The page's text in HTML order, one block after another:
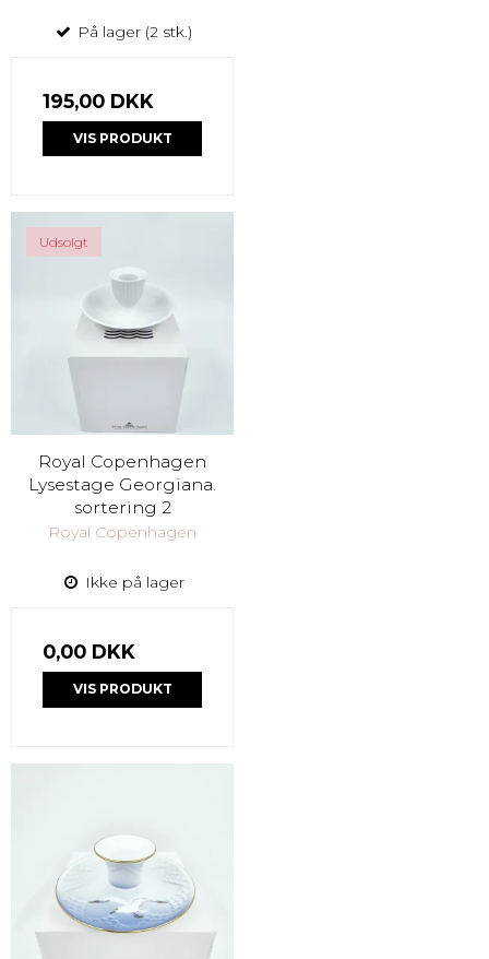
På lager (2 stk.)
195,00 DKK
VIS PRODUKT
Udsolgt
Royal Copenhagen
Lysestage Georgiana.
sortering 2
Royal Copenhagen
Ikke på lager
0,00 DKK
VIS PRODUKT